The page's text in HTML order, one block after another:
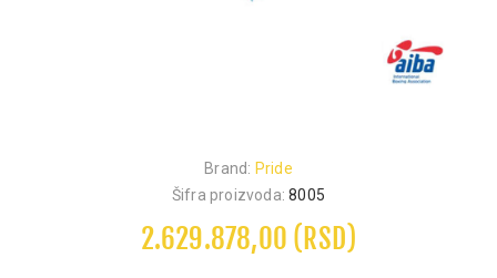
Brand: Pride
Šifra proizvoda: 8005
2.629.878,00 (RSD)